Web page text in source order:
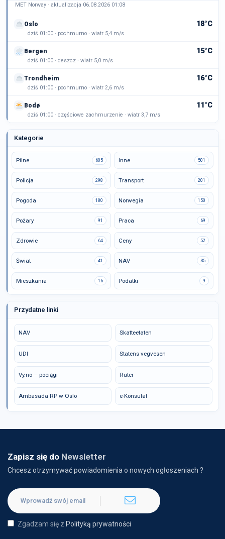
MET Norway · aktualizacja 06.08.2026 01:08
Oslo 18°C
dziś 01:00 · pochmurno · wiatr 5,4 m/s
Bergen 15°C
dziś 01:00 · deszcz · wiatr 5,0 m/s
Trondheim 16°C
dziś 01:00 · pochmurno · wiatr 2,6 m/s
Bodø 11°C
dziś 01:00 · częściowe zachmurzenie · wiatr 3,7 m/s
Kategorie
Pilne 605 Inne 501
Policja 298 Transport 201
Pogoda 180 Norwegia 150
Pożary 91 Praca 69
Zdrowie 64 Ceny 52
Świat 41 NAV 35
Mieszkania 16 Podatki 9
Przydatne linki
NAV Skatteetaten
UDI Statens vegvesen
Vy.no – pociągi Ruter
Ambasada RP w Oslo e-Konsulat
Zapisz się do Newsletter
Chcesz otrzymywać powiadomienia o nowych ogłoszeniach ?
Zgadzam się z Polityką prywatności